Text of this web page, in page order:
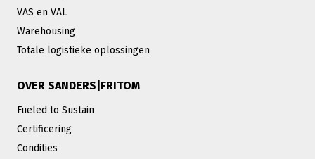
VAS en VAL
Warehousing
Totale logistieke oplossingen
OVER SANDERS|FRITOM
Fueled to Sustain
Certificering
Condities